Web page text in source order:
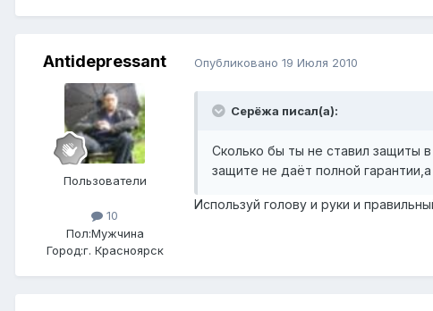
Antidepressant
Пользователи
10
Пол:Мужчина
Город:г. Красноярск
Опубликовано 19 Июля 2010
Серёжа писал(а):
Сколько бы ты не ставил защиты
защите не даёт полной
Используй голову и руки и